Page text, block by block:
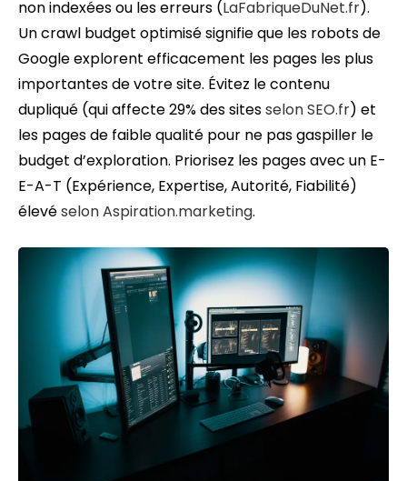
non indexées ou les erreurs (LaFabriqueDuNet.fr).
Un crawl budget optimisé signifie que les robots de
Google explorent efficacement les pages les plus
importantes de votre site. Évitez le contenu
dupliqué (qui affecte 29% des sitesselon SEO.fr) et
les pages de faible qualité pour ne pas gaspiller le
budget d’exploration. Priorisez les pages avec un E-
E-A-T (Expérience, Expertise, Autorité, Fiabilité)
élevéselon Aspiration.marketing.